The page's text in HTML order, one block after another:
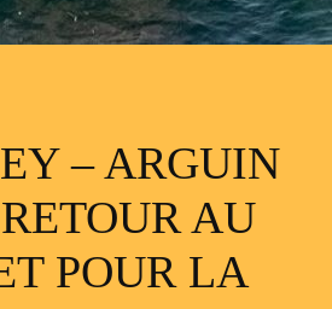
– ARGUIN
AU
POUR LA